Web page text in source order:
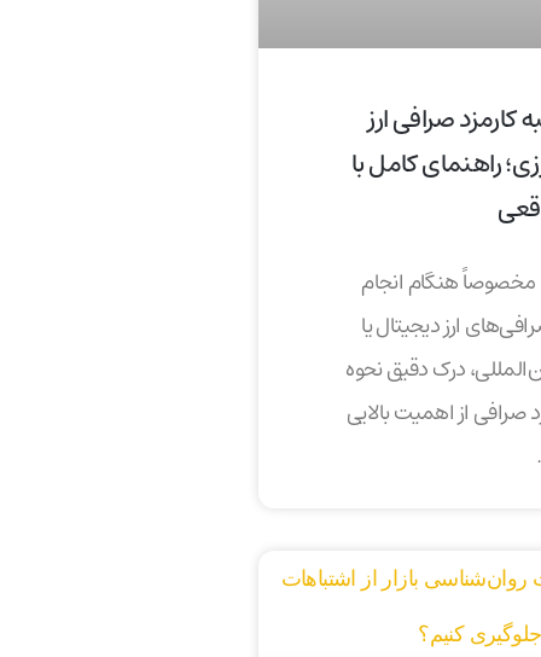
کارمزد صرافی ارز
راهنمای کامل با
مخصوصاً هنگام انجام
ارز دیجیتال یا
درک دقیق نحوه
صرافی از اهمیت بالایی